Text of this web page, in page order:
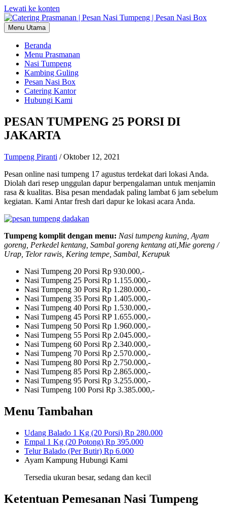
Lewati ke konten
Menu Utama
Beranda
Menu Prasmanan
Nasi Tumpeng
Kambing Guling
Pesan Nasi Box
Catering Kantor
Hubungi Kami
PESAN TUMPENG 25 PORSI DI
JAKARTA
Tumpeng Piranti /Oktober 12, 2021
Pesan online nasi tumpeng 17 agustus terdekat dari lokasi Anda.
Diolah dari resep unggulan dapur berpengalaman untuk menjamin
rasa & kualitas. Bisa pesan mendadak paling lambat 6 jam sebelum
kegiatan. Kami Antar fresh dari dapur ke lokasi acara Anda.
Tumpeng komplit dengan menu: Nasi tumpeng kuning, Ayam
goreng, Perkedel kentang, Sambal goreng kentang ati,Mie goreng /
Urap, Telor rawis, Kering tempe, Sambal, Kerupuk
Nasi Tumpeng 20 Porsi Rp 930.000,-
Nasi Tumpeng 25 Porsi Rp 1.155.000,-
Nasi Tumpeng 30 Porsi Rp 1.280.000,-
Nasi Tumpeng 35 Porsi Rp 1.405.000,-
Nasi Tumpeng 40 Porsi Rp 1.530.000,-
Nasi Tumpeng 45 Porsi RP 1.655.000,-
Nasi Tumpeng 50 Porsi Rp 1.960.000,-
Nasi Tumpeng 55 Porsi Rp 2.045.000,-
Nasi Tumpeng 60 Porsi Rp 2.340.000,-
Nasi Tumpeng 70 Porsi Rp 2.570.000,-
Nasi Tumpeng 80 Porsi Rp 2.750.000,-
Nasi Tumpeng 85 Porsi Rp 2.865.000,-
Nasi Tumpeng 95 Porsi Rp 3.255.000,-
Nasi Tumpeng 100 Porsi Rp 3.385.000,-
Menu Tambahan
Udang Balado 1 Kg (20 Porsi) Rp 280.000
Empal 1 Kg (20 Potong) Rp 395.000
Telur Balado (Per Butir) Rp 6.000
Ayam Kampung Hubungi Kami
Tersedia ukuran besar, sedang dan kecil
Ketentuan Pemesanan Nasi Tumpeng